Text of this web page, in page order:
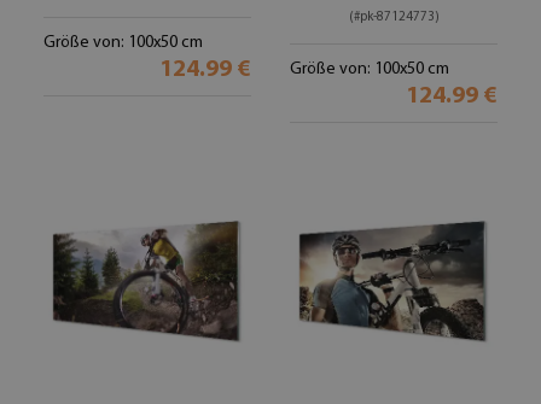
Größe von: 100x50 cm
124.99 €
(#pk-87124773)
Größe von: 100x50 cm
124.99 €